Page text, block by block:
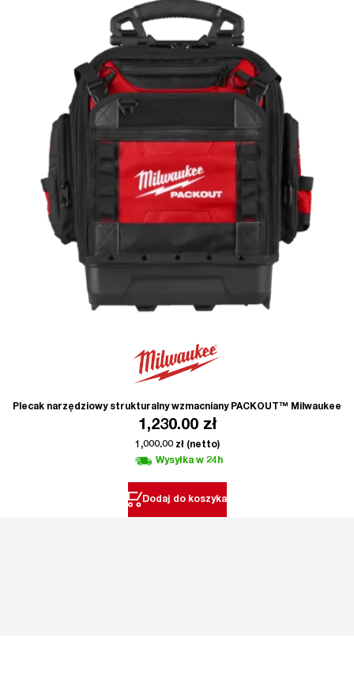
Plecak narzędziowy strukturalny wzmacniany PACKOUT™ Milwaukee
1,230.00 zł
1,000.00 zł(netto)
Wysyłka w 24h
Dodaj do koszyka